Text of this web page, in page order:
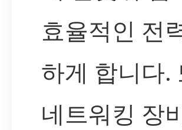
효율적인 전
하게 합니다.
네트워킹 장